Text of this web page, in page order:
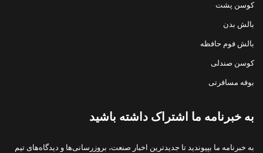
کوسن پشت
بالش بدن
بالش فوم حافظه
کوسن صندلی
بوفه مسافرتی
به خبرنامه ما اشتراک داشته باشید
به خبرنامه ما بپیوندید تا جدیدترین اخبار صنعت، بروزرسانی‌ها و دیدگاه‌های تیم